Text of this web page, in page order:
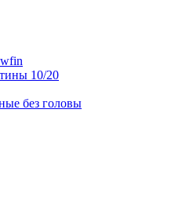
10/20
без головы